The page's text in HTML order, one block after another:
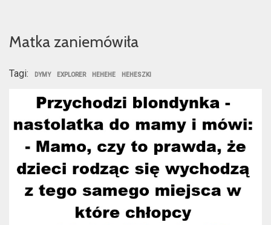
Matka zaniemówiła
Tagi: DYMY EXPLORER HEHEHE HEHESZKI